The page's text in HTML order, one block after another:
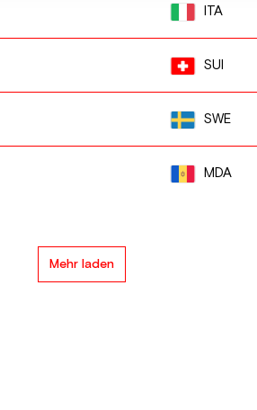
ITA
SUI
SWE
MDA
Mehr laden